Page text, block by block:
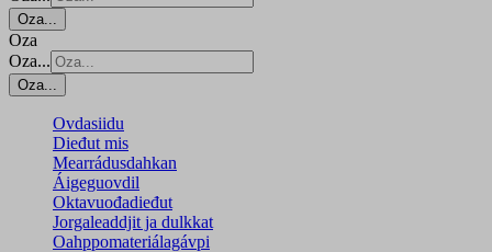
Oza...
Oza
Oza...
Oza...
Ovdasiidu
Dieđut mis
Mearrádusdahkan
Áigeguovdil
Oktavuođadieđut
Jorgaleaddjit ja dulkkat
Oahppomateriálagávpi